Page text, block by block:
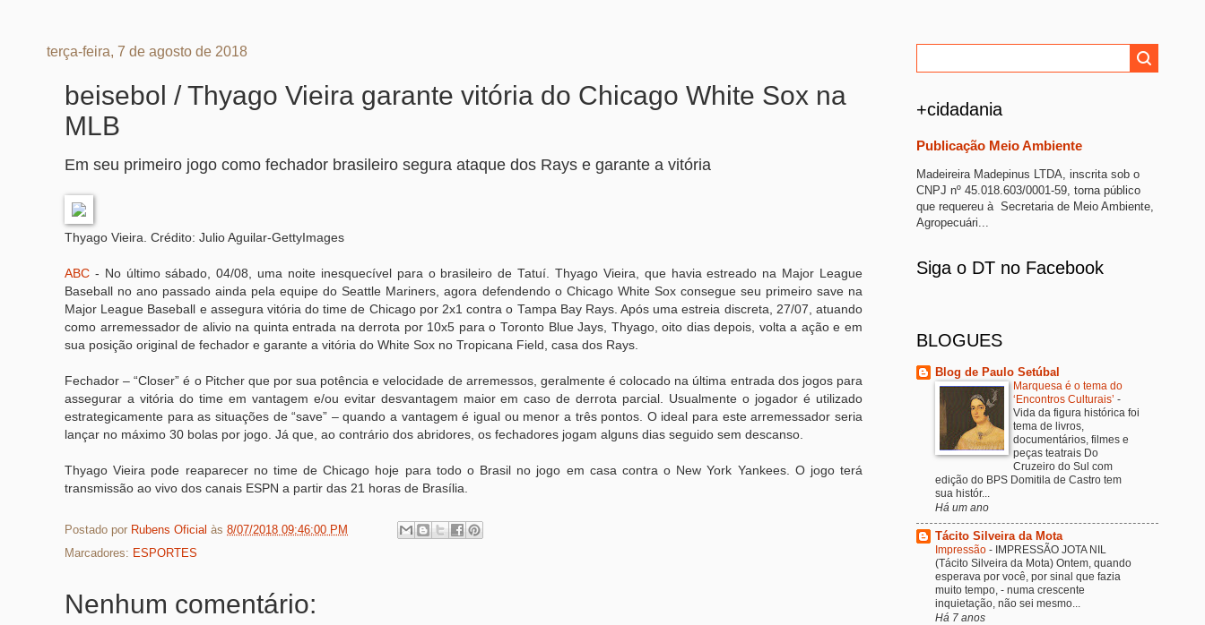
terça-feira, 7 de agosto de 2018
beisebol / Thyago Vieira garante vitória do Chicago White Sox na
MLB
Em seu primeiro jogo como fechador brasileiro segura ataque dos Rays e garante a vitória
Thyago Vieira. Crédito: Julio Aguilar-GettyImages
ABC - No último sábado, 04/08, uma noite inesquecível para o brasileiro de Tatuí. Thyago Vieira, que havia estreado na Major League
Baseball no ano passado ainda pela equipe do Seattle Mariners, agora defendendo o Chicago White Sox consegue seu primeiro save na
Major League Baseball e assegura vitória do time de Chicago por 2x1 contra o Tampa Bay Rays. Após uma estreia discreta, 27/07, atuando
como arremessador de alivio na quinta entrada na derrota por 10x5 para o Toronto Blue Jays, Thyago, oito dias depois, volta a ação e em
sua posição original de fechador e garante a vitória do White Sox no Tropicana Field, casa dos Rays.
Fechador – “Closer” é o Pitcher que por sua potência e velocidade de arremessos, geralmente é colocado na última entrada dos jogos para
assegurar a vitória do time em vantagem e/ou evitar desvantagem maior em caso de derrota parcial. Usualmente o jogador é utilizado
estrategicamente para as situações de “save” – quando a vantagem é igual ou menor a três pontos. O ideal para este arremessador seria
lançar no máximo 30 bolas por jogo. Já que, ao contrário dos abridores, os fechadores jogam alguns dias seguido sem descanso.
Thyago Vieira pode reaparecer no time de Chicago hoje para todo o Brasil no jogo em casa contra o New York Yankees. O jogo terá
transmissão ao vivo dos canais ESPN a partir das 21 horas de Brasília.
Postado por Rubens Oficial às 8/07/2018 09:46:00 PM
Marcadores: ESPORTES
Nenhum comentário:
+cidadania
Publicação Meio Ambiente
Madeireira Madepinus LTDA, inscrita sob o
CNPJ nº 45.018.603/0001-59, torna público
que requereu à Secretaria de Meio Ambiente,
Agropecuári...
Siga o DT no Facebook
BLOGUES
Blog de Paulo Setúbal
Marquesa é o tema do
‘Encontros Culturais’ -
Vida da figura histórica foi
tema de livros,
documentários, filmes e
peças teatrais Do
Cruzeiro do Sul com
edição do BPS Domitila de Castro tem
sua histór...
Há um ano
Tácito Silveira da Mota
Impressão - IMPRESSÃO JOTA NIL
(Tácito Silveira da Mota) Ontem, quando
esperava por você, por sinal que fazia
muito tempo, - numa crescente
inquietação, não sei mesmo...
Há 7 anos